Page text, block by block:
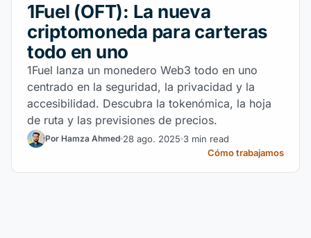
1Fuel (OFT): La nueva
criptomoneda para carteras
todo en uno
1Fuel lanza un monedero Web3 todo en uno
centrado en la seguridad, la privacidad y la
accesibilidad. Descubra la tokenómica, la hoja
de ruta y las previsiones de precios.
Por Hamza Ahmed 28 ago. 2025 3 min read
Cómo trabajamos